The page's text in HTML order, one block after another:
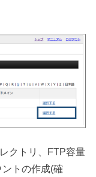
クトリ、FTP容量
トの作成(確